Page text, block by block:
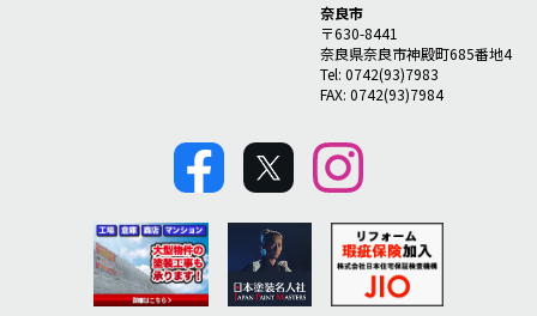
奈良市
〒630-8441
奈良県奈良市神殿町685番地4
Tel: 0742(93)7983
FAX: 0742(93)7984